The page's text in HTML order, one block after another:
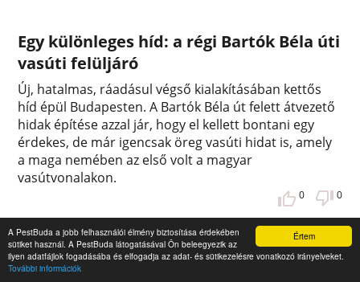
Értem
A PestBuda a jobb felhasználói élmény biztosítása érdekében
sütiket használ. A PestBuda látogatásával Ön beleegyezik az
ilyen adatfájlok fogadásába és elfogadja az adat- és sütikezelésre vonatkozó irányelveket.
További információk
Egy különleges híd: a régi Bartók Béla úti
vasúti felüljáró
Új, hatalmas, ráadásul végső kialakításában kettős
híd épül Budapesten. A Bartók Béla út felett átvezető
hidak építése azzal jár, hogy el kellett bontani egy
érdekes, de már igencsak öreg vasúti hidat is, amely
a maga nemében az első volt a magyar
vasútvonalakon.
0 0